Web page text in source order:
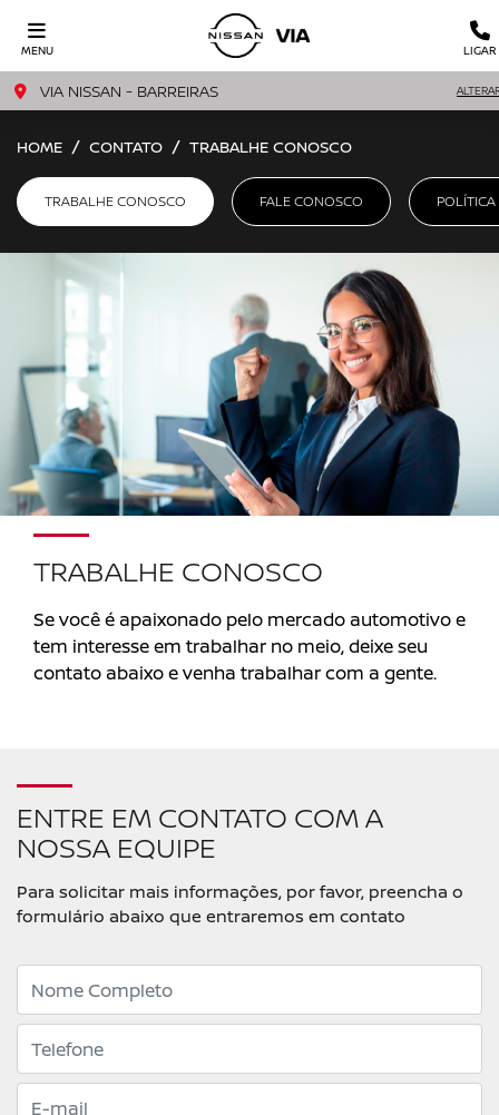
MENU LIGAR
VIA NISSAN - BARREIRAS
HOME CONTATO TRABALHE CONOSCO
FALE CONOSCO
TRABALHE CONOSCO
TRABALHE CONOSCO
Se você é apaixonado pelo mercado automotivo e
tem interesse em trabalhar no meio, deixe seu
contato abaixo e venha trabalhar com a gente.
ENTRE EM CONTATO COM A
NOSSA EQUIPE
Para solicitar mais informações, por favor, preencha o
formulário abaixo que entraremos em contato